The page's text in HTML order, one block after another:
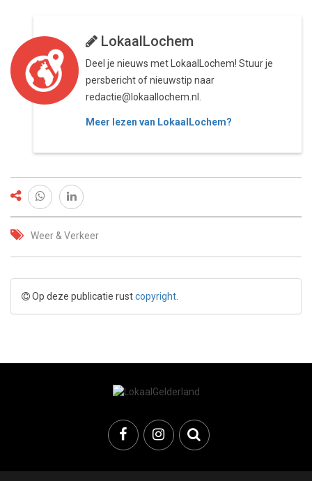
LokaalLochem
Deel je nieuws met LokaalLochem! Stuur je
persbericht of nieuwstip naar
redactie@lokaallochem.nl.
Meer lezen van LokaalLochem?
Weer & Verkeer
Op deze publicatie rustcopyright